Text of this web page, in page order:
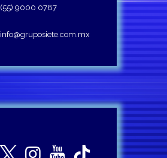
(55) 9000 0787
info@gruposiete.com.mx